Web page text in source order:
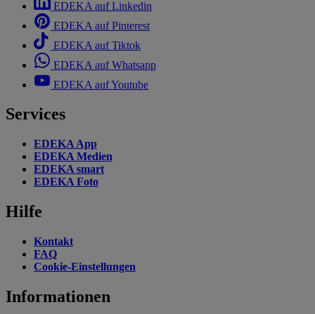
EDEKA auf Linkedin
EDEKA auf Pinterest
EDEKA auf Tiktok
EDEKA auf Whatsapp
EDEKA auf Youtube
Services
EDEKA App
EDEKA Medien
EDEKA smart
EDEKA Foto
Hilfe
Kontakt
FAQ
Cookie-Einstellungen
Informationen